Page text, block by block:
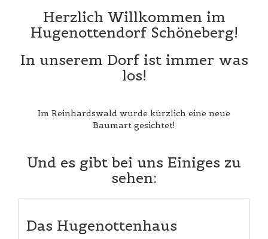
Herzlich Willkommen im
Hugenottendorf Schöneberg!
In unserem Dorf ist immer was
los!
Im Reinhardswald wurde kürzlich eine neue
Baumart gesichtet!
Und es gibt bei uns Einiges zu
sehen:
Das Hugenottenhaus